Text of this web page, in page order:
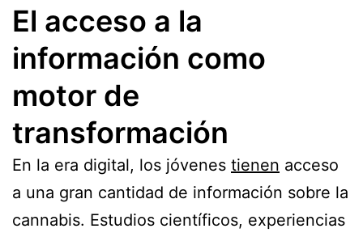
El acceso a la
información como
motor de
transformación
En la era digital, los jóvenes tienen acceso
a una gran cantidad de información sobre la
cannabis. Estudios científicos, experiencias